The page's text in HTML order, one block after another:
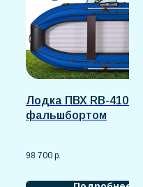
Лодка ПВХ RB-410 |
фальшбортом
98 700 р.